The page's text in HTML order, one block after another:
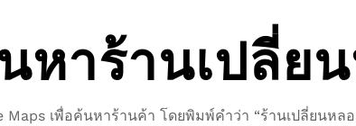
หาร้านเปลี่ย
Maps เพื่อค้นหาร้านค้า โดยพิมพ์คำว่า “ร้านเปลี่ยนหล